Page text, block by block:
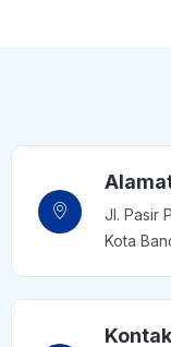
Jl. Pasir
Kota